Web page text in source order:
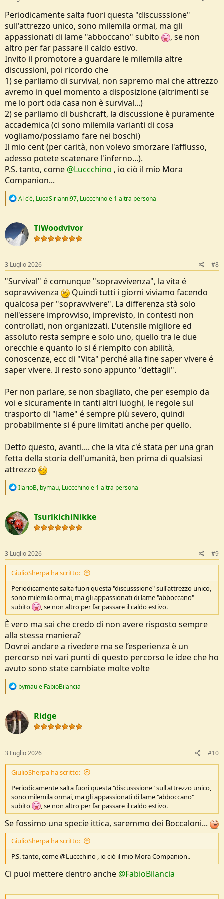
:
Periodicamente salta fuori questa "discusssione"
sull'attrezzo unico, sono milemila ormai, ma gli
appassionati di lame "abboccano" subito
, se non
altro per far passare il caldo estivo.
Invito il promotore a guardare le milemila altre
discussioni, poi ricordo che
1) se parliamo di survival, non sapremo mai che attrezzo
avremo in quel momento a disposizione (altrimenti se
me lo port oda casa non è survival...)
2) se parliamo di bushcraft, la discussione è puramente
accademica (ci sono milemila varianti di cosa
vogliamo/possiamo fare nei boschi)
Il mio cent (per carità, non volevo smorzare l'afflusso,
adesso potete scatenare l'inferno...).
P.S. tanto, come @Luccchino , io ciò il mio Mora
Companion...
R
c
t
i
o
s
:
Al c'è, LucaSirianni97, Luccchinoe 1 altra persona
TiWoodvivor
3 Luglio 2026 #8
"Survival" é comunque "sopravvivenza", la vita é
sopravvivenza
Quindi tutti i giorni viviamo facendo
qualcosa per "sopravvivere". La differenza stà solo
nell'essere improvviso, imprevisto, in contesti non
controllati, non organizzati. L'utensile migliore ed
assoluto resta sempre e solo uno, quello tra le due
orecchie e quanto lo si é riempito con abilità,
conoscenze, ecc di "Vita" perché alla fine saper vivere é
saper vivere. Il resto sono appunto "dettagli".
Per non parlare, se non sbagliato, che per esempio da
voi e sicuramente in tanti altri luoghi, le regole sul
trasporto di "lame" é sempre più severo, quindi
probabilmente si é pure limitati anche per quello.
Detto questo, avanti.... che la vita c'é stata per una gran
fetta della storia dell'umanità, ben prima di qualsiasi
attrezzo
R
c
t
i
o
s
:
IlarioB, bymau, Luccchinoe 1 altra persona
TsurikichiNikke
3 Luglio 2026 #9
GiulioSherpa ha scritto:
Periodicamente salta fuori questa "discusssione" sull'attrezzo unico,
sono milemila ormai, ma gli appassionati di lame "abboccano"
subito
, se non altro per far passare il caldo estivo.
È vero ma sai che credo di non avere risposto sempre
alla stessa maniera?
Dovrei andare a rivedere ma se l’esperienza è un
percorso nei vari punti di questo percorso le idee che ho
avuto sono state cambiate molte volte
R
c
t
i
o
s
:
bymaue FabioBilancia
Ridge
3 Luglio 2026 #10
GiulioSherpa ha scritto:
Periodicamente salta fuori questa "discusssione" sull'attrezzo unico,
sono milemila ormai, ma gli appassionati di lame "abboccano"
subito
, se non altro per far passare il caldo estivo.
Se fossimo una specie ittica, saremmo dei Boccaloni...
GiulioSherpa ha scritto:
P.S. tanto, come @Luccchino , io ciò il mio Mora Companion..
Ci puoi mettere dentro anche @FabioBilancia